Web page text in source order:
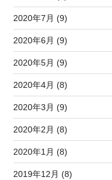
2020年7月 (9)
2020年6月 (9)
2020年5月 (9)
2020年4月 (8)
2020年3月 (9)
2020年2月 (8)
2020年1月 (8)
2019年12月 (8)